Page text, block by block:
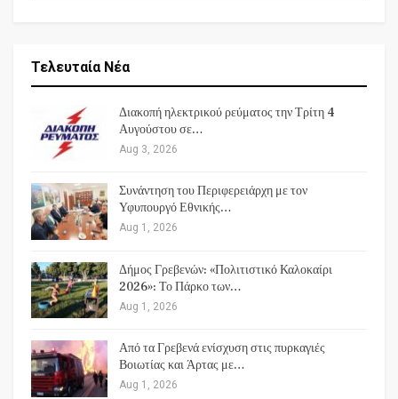
Τελευταία Νέα
Διακοπή ηλεκτρικού ρεύματος την Τρίτη 4
Αυγούστου σε…
Aug 3, 2026
Συνάντηση του Περιφερειάρχη με τον
Υφυπουργό Εθνικής…
Aug 1, 2026
Δήμος Γρεβενών: «Πολιτιστικό Καλοκαίρι
2026»: Το Πάρκο των…
Aug 1, 2026
Από τα Γρεβενά ενίσχυση στις πυρκαγιές
Βοιωτίας και Άρτας με…
Aug 1, 2026